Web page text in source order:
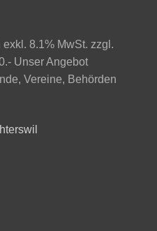
8.1% MwSt. zzgl.
Unser Angebot
Vereine, Behörden